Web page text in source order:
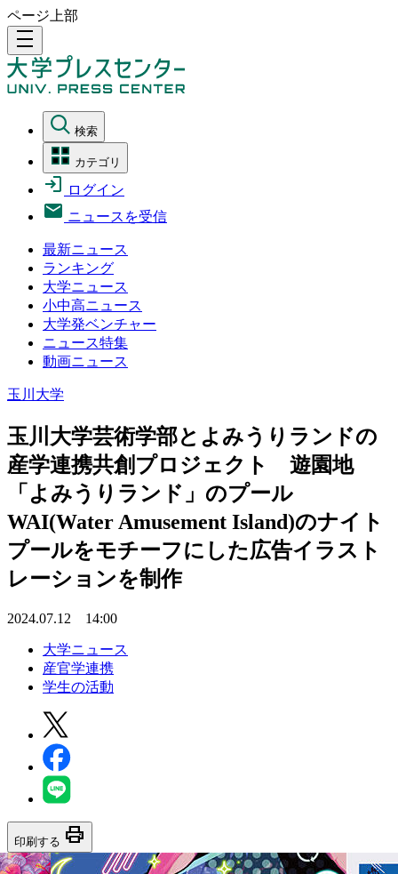
ページ上部
density_medium
検索
カテゴリ
ログイン
ニュースを受信
最新ニュース
ランキング
大学ニュース
小中高ニュース
大学発ベンチャー
ニュース特集
動画ニュース
玉川大学
玉川大学芸術学部とよみうりランドの
産学連携共創プロジェクト 遊園地
「よみうりランド」のプール
WAI(Water Amusement Island)のナイト
プールをモチーフにした広告イラスト
レーションを制作
2024.07.12 14:00
大学ニュース
産官学連携
学生の活動
印刷する print